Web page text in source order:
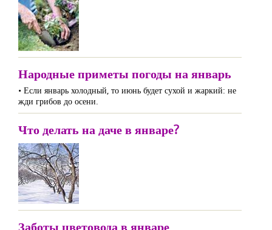
Народные приметы погоды на январь
• Если январь холодный, то июнь будет сухой и жаркий: не
жди грибов до осени.
Что делать на даче в январе?
Заботы цветовода в январе